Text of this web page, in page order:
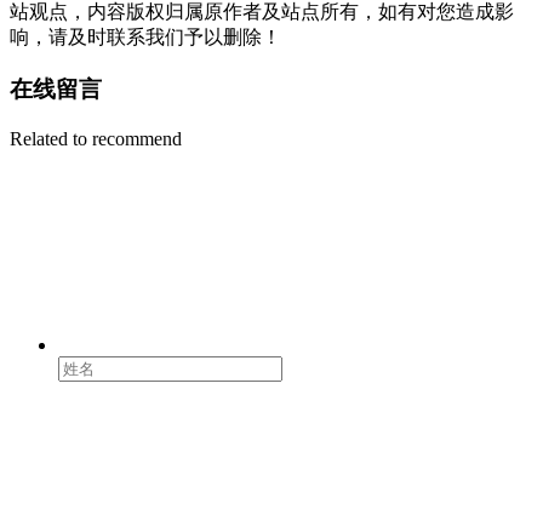
站观点，内容版权归属原作者及站点所有，如有对您造成影
响，请及时联系我们予以删除！
在线留言
Related to recommend